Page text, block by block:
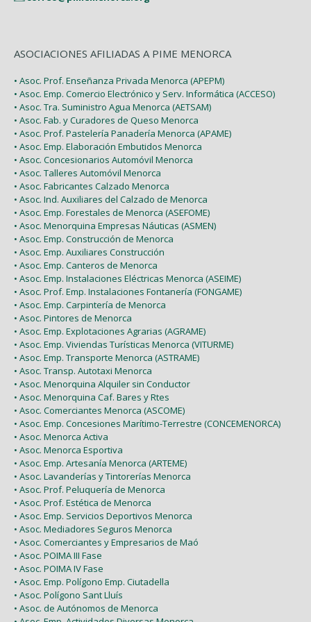
ASOCIACIONES AFILIADAS A PIME MENORCA
• Asoc. Prof. Enseñanza Privada Menorca (APEPM)
• Asoc. Emp. Comercio Electrónico y Serv. Informática (ACCESO)
• Asoc. Tra. Suministro Agua Menorca (AETSAM)
• Asoc. Fab. y Curadores de Queso Menorca
• Asoc. Prof. Pastelería Panadería Menorca (APAME)
• Asoc. Emp. Elaboración Embutidos Menorca
• Asoc. Concesionarios Automóvil Menorca
• Asoc. Talleres Automóvil Menorca
• Asoc. Fabricantes Calzado Menorca
• Asoc. Ind. Auxiliares del Calzado de Menorca
• Asoc. Emp. Forestales de Menorca (ASEFOME)
• Asoc. Menorquina Empresas Náuticas (ASMEN)
• Asoc. Emp. Construcción de Menorca
• Asoc. Emp. Auxiliares Construcción
• Asoc. Emp. Canteros de Menorca
• Asoc. Emp. Instalaciones Eléctricas Menorca (ASEIME)
• Asoc. Prof. Emp. Instalaciones Fontanería (FONGAME)
• Asoc. Emp. Carpintería de Menorca
• Asoc. Pintores de Menorca
• Asoc. Emp. Explotaciones Agrarias (AGRAME)
• Asoc. Emp. Viviendas Turísticas Menorca (VITURME)
• Asoc. Emp. Transporte Menorca (ASTRAME)
• Asoc. Transp. Autotaxi Menorca
• Asoc. Menorquina Alquiler sin Conductor
• Asoc. Menorquina Caf. Bares y Rtes
• Asoc. Comerciantes Menorca (ASCOME)
• Asoc. Emp. Concesiones Marítimo-Terrestre (CONCEMENORCA)
• Asoc. Menorca Activa
• Asoc. Menorca Esportiva
• Asoc. Emp. Artesanía Menorca (ARTEME)
• Asoc. Lavanderías y Tintorerías Menorca
• Asoc. Prof. Peluquería de Menorca
• Asoc. Prof. Estética de Menorca
• Asoc. Emp. Servicios Deportivos Menorca
• Asoc. Mediadores Seguros Menorca
• Asoc. Comerciantes y Empresarios de Maó
• Asoc. POIMA III Fase
• Asoc. POIMA IV Fase
• Asoc. Emp. Polígono Emp. Ciutadella
• Asoc. Polígono Sant Lluís
• Asoc. de Autónomos de Menorca